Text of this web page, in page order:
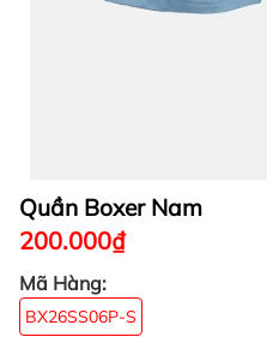
Quần Boxer Nam
200.000₫
Mã Hàng:
BX26SS06P-S